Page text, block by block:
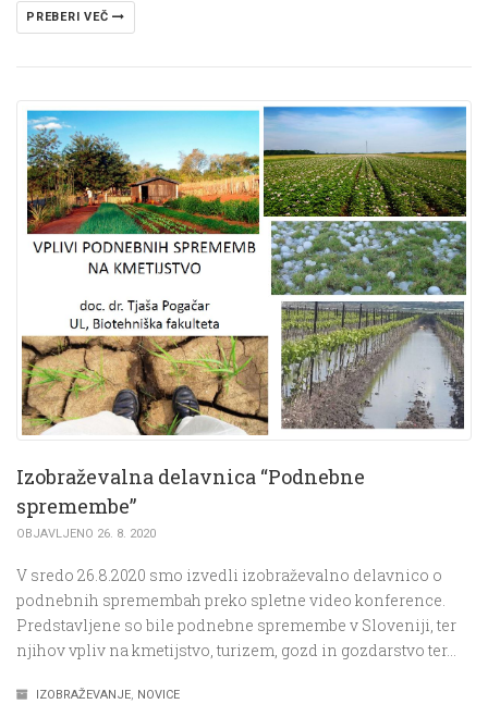
PREBERI VEČ
Izobraževalna delavnica “Podnebne
spremembe”
OBJAVLJENO 26. 8. 2020
V sredo 26.8.2020 smo izvedli izobraževalno delavnico o
podnebnih spremembah preko spletne video konference.
Predstavljene so bile podnebne spremembe v Sloveniji, ter
njihov vpliv na kmetijstvo, turizem, gozd in gozdarstvo ter…
IZOBRAŽEVANJE, NOVICE